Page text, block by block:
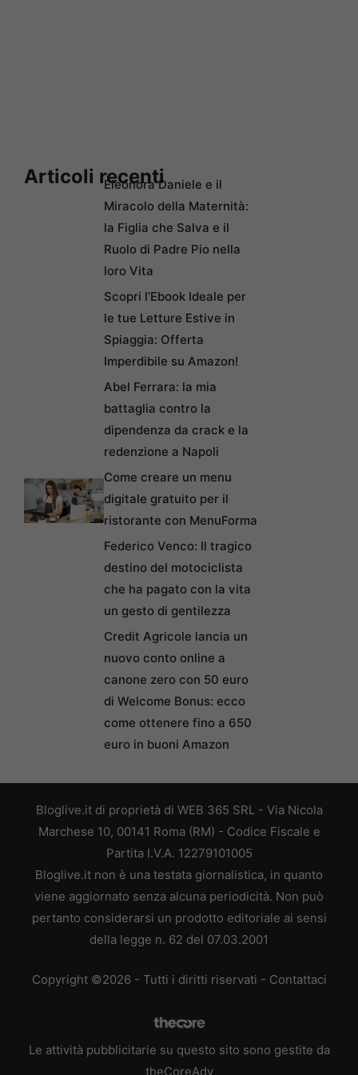
Articoli recentiEleonora Daniele e il
Miracolo della Maternità:
la Figlia che Salva e il
Ruolo di Padre Pio nella
loro Vita
Scopri l’Ebook Ideale per
le tue Letture Estive in
Spiaggia: Offerta
Imperdibile su Amazon!
Abel Ferrara: la mia
battaglia contro la
dipendenza da crack e la
redenzione a Napoli
Come creare un menu
digitale gratuito per il
ristorante con MenuForma
Federico Venco: Il tragico
destino del motociclista
che ha pagato con la vita
un gesto di gentilezza
Credit Agricole lancia un
nuovo conto online a
canone zero con 50 euro
di Welcome Bonus: ecco
come ottenere fino a 650
euro in buoni Amazon
Bloglive.it di proprietà di WEB 365 SRL - Via Nicola
Marchese 10, 00141 Roma (RM) - Codice Fiscale e
Partita I.V.A. 12279101005
Bloglive.it non è una testata giornalistica, in quanto
viene aggiornato senza alcuna periodicità. Non può
pertanto considerarsi un prodotto editoriale ai sensi
della legge n. 62 del 07.03.2001
Copyright ©2026 - Tutti i diritti riservati - Contattaci
Le attività pubblicitarie su questo sito sono gestite da
theCoreAdv